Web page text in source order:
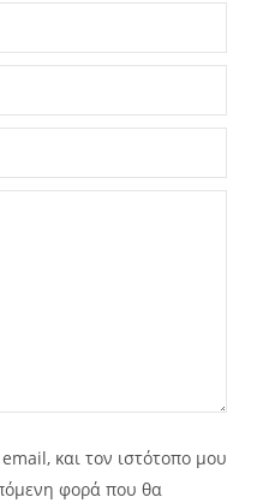
και τον ιστότοπο μου
φορά που θα